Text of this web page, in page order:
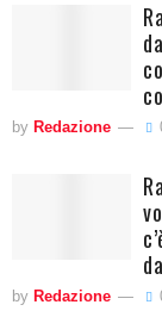
by Redazione
by Redazione